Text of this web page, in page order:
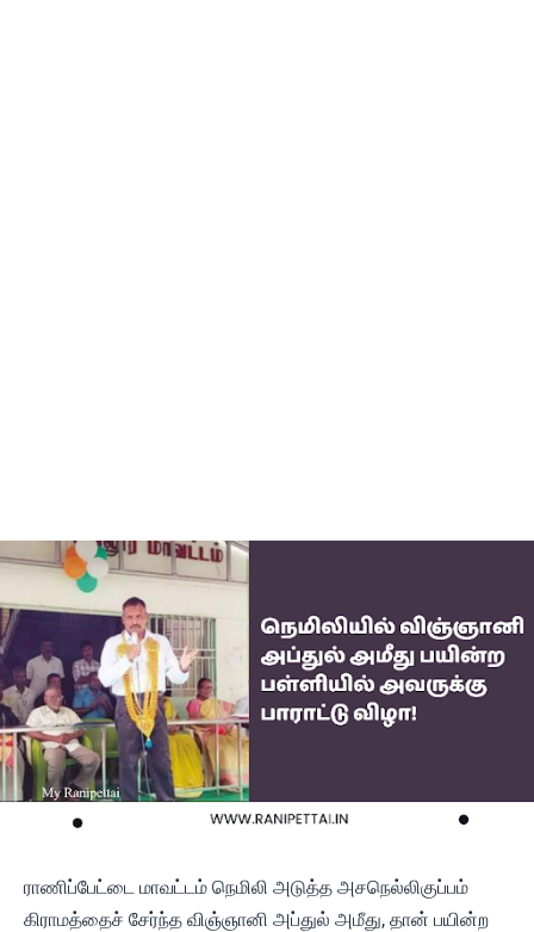
ராணிப்பேட்டை மாவட்டம் நெமிலி அடுத்த அசநெல்லிகுப்பம்
கிராமத்தைச் சேர்ந்த விஞ்ஞானி அப்துல் அமீது, தான் பயின்ற